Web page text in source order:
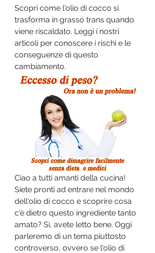
Scopri come l'olio di cocco si
trasforma in grasso trans quando
viene riscaldato. Leggi i nostri
articoli per conoscere i rischi e le
conseguenze di questo
cambiamento.
Ciao a tutti amanti della cucina!
Siete pronti ad entrare nel mondo
dell'olio di cocco e scoprire cosa
c'è dietro questo ingrediente tanto
amato? Sì, avete letto bene. Oggi
parleremo di un tema piuttosto
controverso, ovvero se l'olio di